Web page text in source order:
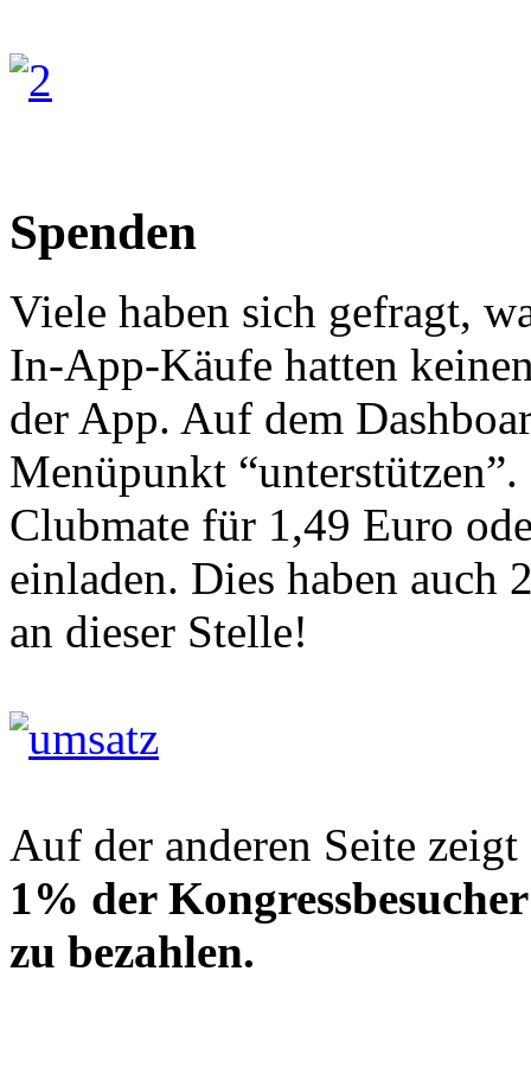
Spenden
Viele haben sich gefragt,
In-App-Käufe hatten
der App. Auf dem
Menüpunkt
Clubmate für 1,49 Euro
einladen. Dies haben auch
an dieser Stelle!
Auf der anderen Seite
1% der
zu bezahlen.